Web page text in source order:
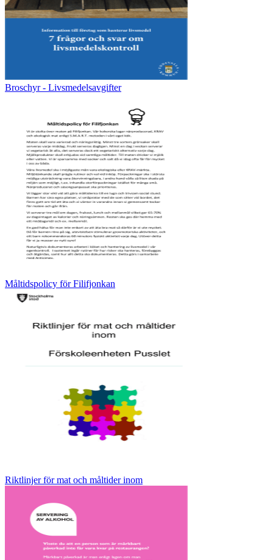
Broschyr - Livsmedelsavgifter
Måltidspolicy för Filifjonkan
Riktlinjer för mat och måltider inom